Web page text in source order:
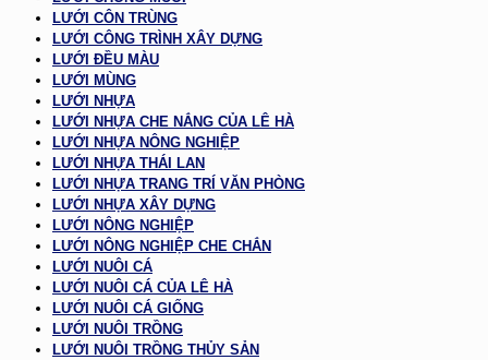
LƯỚI CÔN TRÙNG
LƯỚI CÔNG TRÌNH XÂY DỰNG
LƯỚI ĐỀU MÀU
LƯỚI MÙNG
LƯỚI NHỰA
LƯỚI NHỰA CHE NẮNG CỦA LÊ HÀ
LƯỚI NHỰA NÔNG NGHIỆP
LƯỚI NHỰA THÁI LAN
LƯỚI NHỰA TRANG TRÍ VĂN PHÒNG
LƯỚI NHỰA XÂY DỰNG
LƯỚI NÔNG NGHIỆP
LƯỚI NÔNG NGHIỆP CHE CHẮN
LƯỚI NUÔI CÁ
LƯỚI NUÔI CÁ CỦA LÊ HÀ
LƯỚI NUÔI CÁ GIỐNG
LƯỚI NUÔI TRỒNG
LƯỚI NUÔI TRỒNG THỦY SẢN